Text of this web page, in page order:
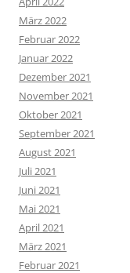
März 2022
Februar 2022
Januar 2022
Dezember 2021
November 2021
Oktober 2021
September 2021
August 2021
Juli 2021
Juni 2021
Mai 2021
April 2021
März 2021
Februar 2021